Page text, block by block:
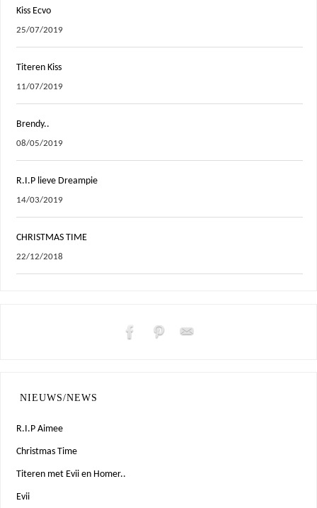
Kiss Ecvo
25/07/2019
Titeren Kiss
11/07/2019
Brendy..
08/05/2019
R.I.P lieve Dreampie
14/03/2019
CHRISTMAS TIME
22/12/2018
NIEUWS/NEWS
R.I.P Aimee
Christmas Time
Titeren met Evii en Homer..
Evii